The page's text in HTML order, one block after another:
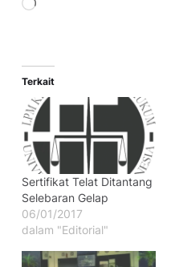
Terkait
Sertifikat Telat Ditantang
Selebaran Gelap
06/01/2017
dalam "Editorial"